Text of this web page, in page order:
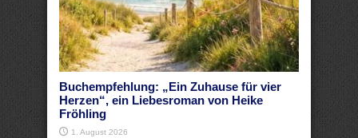
Buchempfehlung: „Ein Zuhause für vier
Herzen“, ein Liebesroman von Heike
Fröhling
1. August 2026